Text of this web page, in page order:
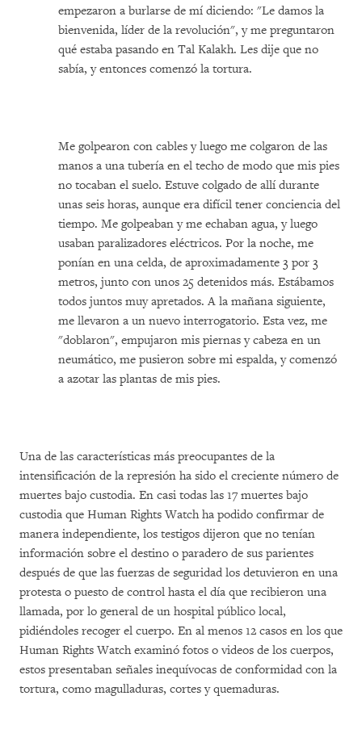
empezaron a burlarse de mí diciendo: "Le damos la
bienvenida, líder de la revolución", y me preguntaron
qué estaba pasando en Tal Kalakh. Les dije que no
sabía, y entonces comenzó la tortura.
Me golpearon con cables y luego me colgaron de las
manos a una tubería en el techo de modo que mis pies
no tocaban el suelo. Estuve colgado de allí durante
unas seis horas, aunque era difícil tener conciencia del
tiempo. Me golpeaban y me echaban agua, y luego
usaban paralizadores eléctricos. Por la noche, me
ponían en una celda, de aproximadamente 3 por 3
metros, junto con unos 25 detenidos más. Estábamos
todos juntos muy apretados. A la mañana siguiente,
me llevaron a un nuevo interrogatorio. Esta vez, me
"doblaron", empujaron mis piernas y cabeza en un
neumático, me pusieron sobre mi espalda, y comenzó
a azotar las plantas de mis pies.
Una de las características más preocupantes de la
intensificación de la represión ha sido el creciente número de
muertes bajo custodia. En casi todas las 17 muertes bajo
custodia que Human Rights Watch ha podido confirmar de
manera independiente, los testigos dijeron que no tenían
información sobre el destino o paradero de sus parientes
después de que las fuerzas de seguridad los detuvieron en una
protesta o puesto de control hasta el día que recibieron una
llamada, por lo general de un hospital público local,
pidiéndoles recoger el cuerpo. En al menos 12 casos en los que
Human Rights Watch examinó fotos o videos de los cuerpos,
estos presentaban señales inequívocas de conformidad con la
tortura, como magulladuras, cortes y quemaduras.